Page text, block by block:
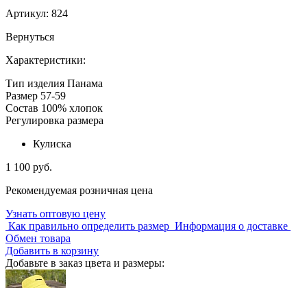
Артикул: 824
Вернуться
Характеристики:
Тип изделия Панама
Размер 57-59
Состав 100% хлопок
Регулировка размера
Кулиска
1 100 руб.
Рекомендуемая розничная цена
Узнать оптовую цену
Как правильно определить размер Информация о доставке
Обмен товара
Добавить в корзину
Добавьте в заказ цвета и размеры: